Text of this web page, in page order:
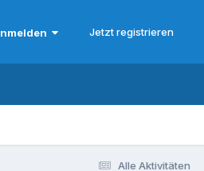
Jetzt registrieren
Alle Aktivitäten